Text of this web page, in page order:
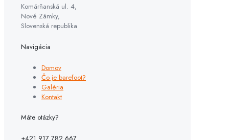
Komárňanská ul. 4,
Nové Zámky,
Slovenská republika
Navigácia
Domov
Čo je barefoot?
Galéria
Kontakt
Máte otázky?